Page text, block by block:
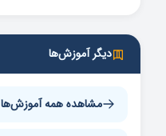
دیگر آموزش‌ها
مشاهده همه آموزش‌ها